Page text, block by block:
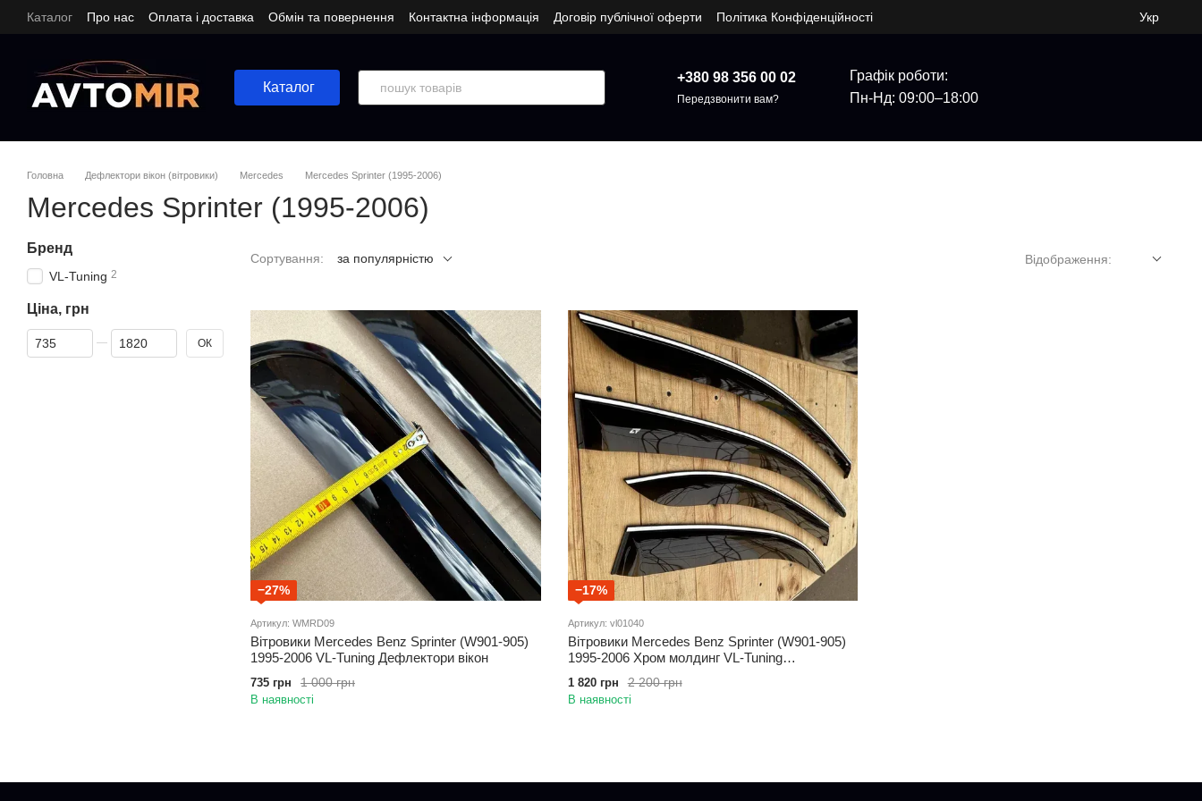
Перейти до основного контенту
Каталог Про нас Оплата і доставка Обмін та повернення Контактна інформація Договір публічної оферти Політика Конфіденційності Укр
Каталог
+380 98 356 00 02
Передзвонити вам?
Графік роботи:
Пн-Нд: 09:00–18:00
Головна Дефлектори вікон (вітровики) Mercedes Mercedes Sprinter (1995-2006)
Mercedes Sprinter (1995-2006)
Сортування: за популярністю Відображення:
−27%
Артикул: WMRD09
Вітровики Mercedes Benz Sprinter (W901-905)
1995-2006 VL-Tuning Дефлектори вікон
1 000 грн
735 грн
В наявності
−17%
Артикул: vl01040
Вітровики Mercedes Benz Sprinter (W901-905)
1995-2006 Хром молдинг VL-Tuning
2 200 грн
1 820 грн
В наявності
Бренд
VL-Tuning 2
Ціна, грн
Від Ціна, грн
До Ціна, грн ОК